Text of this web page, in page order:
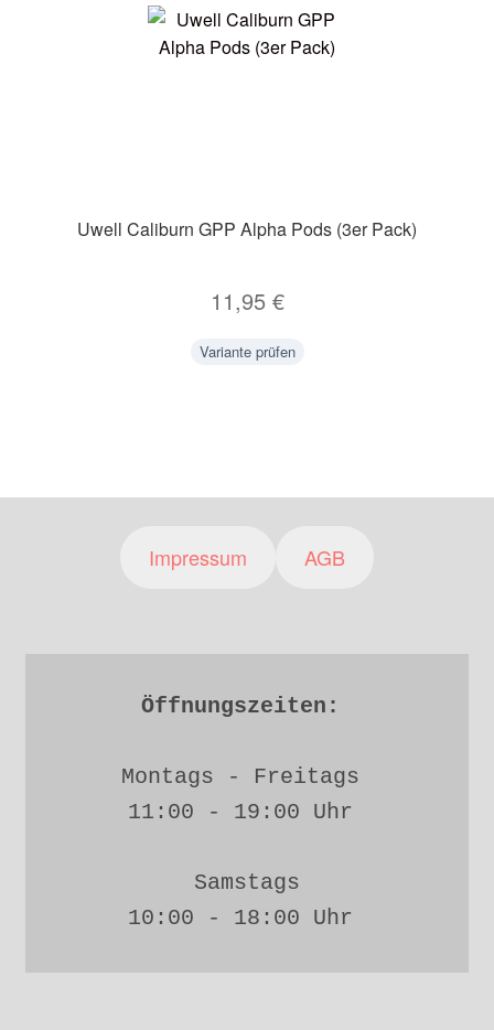
Uwell Caliburn GPP Alpha Pods (3er Pack)
11,95 €
Variante prüfen
Impressum AGB
Öffnungszeiten:
Montags - Freitags
11:00 - 19:00 Uhr
Samstags
10:00 - 18:00 Uhr